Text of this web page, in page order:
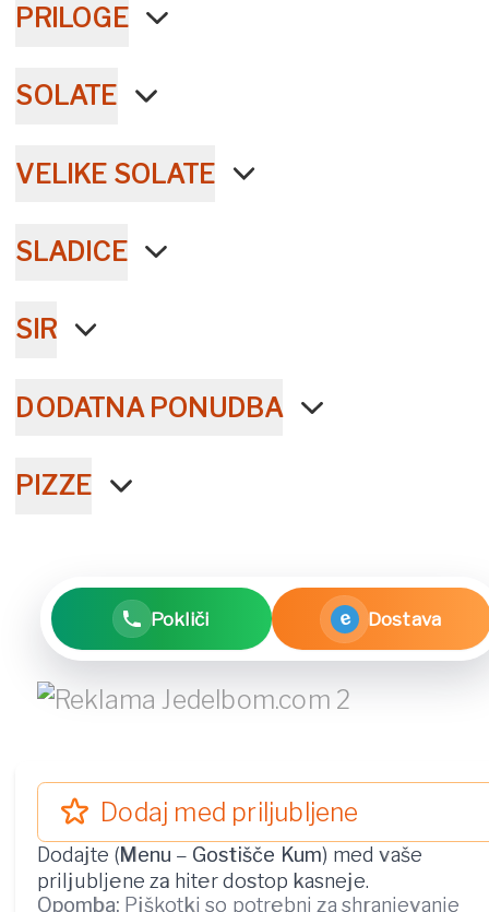
PRILOGE
SOLATE
VELIKE SOLATE
SLADICE
SIR
DODATNA PONUDBA
PIZZE
Pokliči e Dostava
Dodaj med priljubljene
Dodajte (Menu – Gostišče Kum) med vaše
priljubljene za hiter dostop kasneje.
Opomba: Piškotki so potrebni za shranjevanje